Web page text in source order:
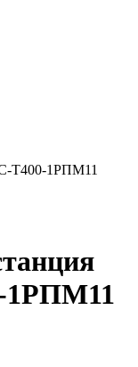
Т400-1РПМ11
1РПМ11